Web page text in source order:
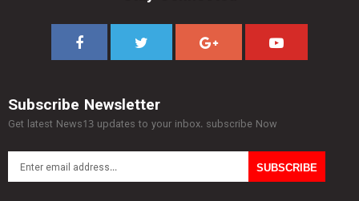
Subscribe Newsletter
Get latest News13 updates to your inbox. subscribe Now